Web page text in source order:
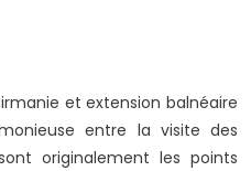
et extension balnéaire
entre la visite des
originalement les points